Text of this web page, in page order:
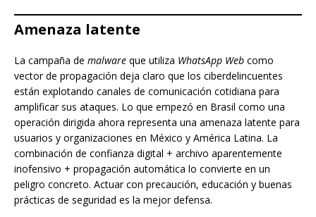
Amenaza latente
La campaña de malware que utiliza WhatsApp Web como
vector de propagación deja claro que los ciberdelincuentes
están explotando canales de comunicación cotidiana para
amplificar sus ataques. Lo que empezó en Brasil como una
operación dirigida ahora representa una amenaza latente para
usuarios y organizaciones en México y América Latina. La
combinación de confianza digital + archivo aparentemente
inofensivo + propagación automática lo convierte en un
peligro concreto. Actuar con precaución, educación y buenas
prácticas de seguridad es la mejor defensa.